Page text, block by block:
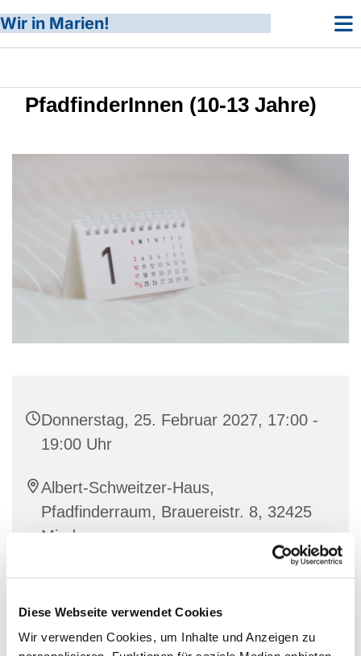
Diese Webseite verwendet Cookies
Wir verwenden Cookies, um Inhalte und Anzeigen zu
Wir in Marien!
PfadfinderInnen (10-13 Jahre)
Donnerstag, 25. Februar 2027, 17:00 -
19:00 Uhr
Albert-Schweitzer-Haus,
Pfadfinderraum, Brauereistr. 8, 32425
Minden